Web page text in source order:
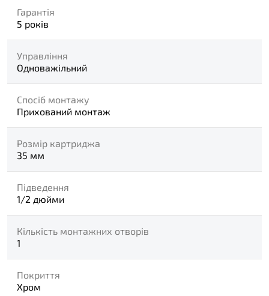
Гарантія
5 років
Управління
Одноважільний
Спосіб монтажу
Прихований монтаж
Розмір картриджа
35 мм
Підведення
1/2 дюйми
Кількість монтажних отворів
1
Покриття
Хром